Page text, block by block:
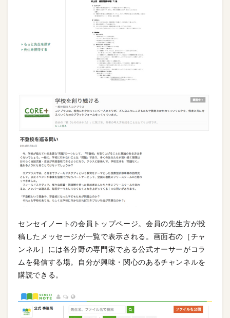
センセイノートの会員トップページ。会員の先生方が投
稿したメッセージが一覧で表示される。画面右の［チャ
ンネル］には各分野の専門家である公式オーサーがコラ
ムを発信する場。自分が興味・関心のあるチャンネルを
購読できる。